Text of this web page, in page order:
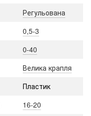
Регульована
0,5-3
0-40
Велика крапля
Пластик
16-20